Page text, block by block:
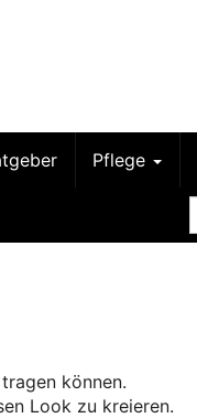
Pflege
können.
Look zu kreieren.